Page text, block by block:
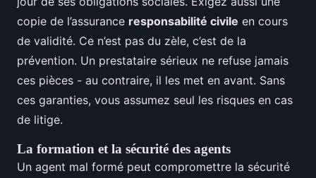
copie de l’assurance responsabilité civile en cours
de validité. Ce n’est pas du zèle, c’est de la
prévention. Un prestataire sérieux ne refuse jamais
ces pièces - au contraire, il les met en avant. Sans
ces garanties, vous assumez seul les risques en cas
de litige.
La formation et la sécurité des agents
Un agent mal formé peut compromettre la sécurité